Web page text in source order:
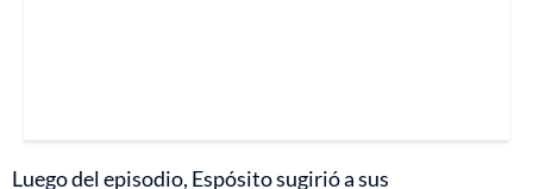
Luego del episodio, Espósito sugirió a sus